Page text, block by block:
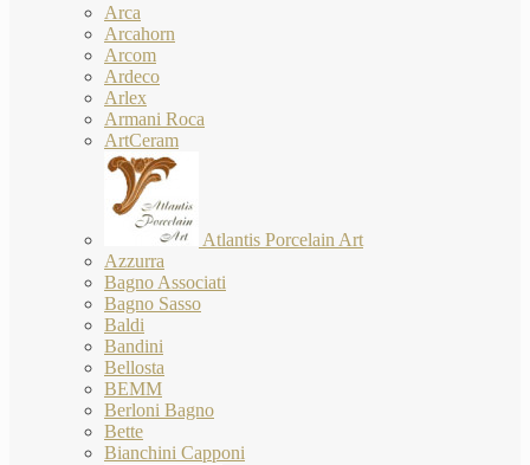
Arca
Arcahorn
Arcom
Ardeco
Arlex
Armani Roca
ArtCeram
Atlantis Porcelain Art
Azzurra
Bagno Associati
Bagno Sasso
Baldi
Bandini
Bellosta
BEMM
Berloni Bagno
Bette
Bianchini Capponi